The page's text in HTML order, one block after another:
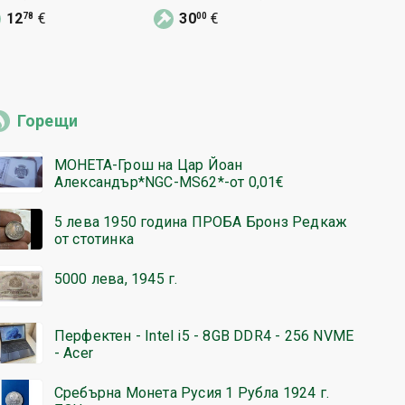
Соц
Колан
1278 €
ВРЕМЕ - 30 метра
3000 €
Горещи
МОНЕТА-Грош на Цар Йоан
Александър*NGC-MS62*-от 0,01€
5 лева 1950 година ПРОБА Бронз Редкаж
от стотинка
5000 лева, 1945 г.
Перфектен - Intel i5 - 8GB DDR4 - 256 NVME
- Acer
Сребърна Монета Русия 1 Рубла 1924 г.